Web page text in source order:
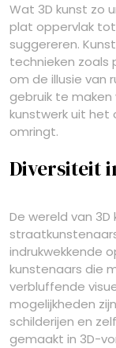
Wat 3D kunst zo
plat oppervlak
suggereren.
technieken
om de illusie van
gebruik te
kunstwerk uit het
omringt.
Diversiteit
De wereld van
indrukwekkende
kunstenaars die
verbluffende
mogelijkheden
schilderijen en
gemaakt in 3D-